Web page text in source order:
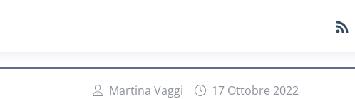
Martina Vaggi 17 Ottobre 2022